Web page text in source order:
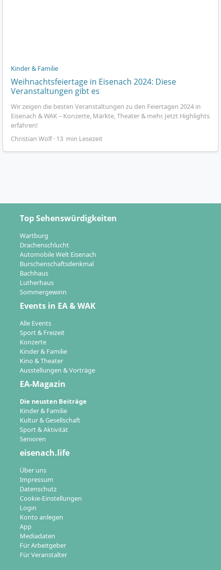
Kinder & Familie
Weihnachtsfeiertage in Eisenach 2024: Diese
Veranstaltungen gibt es
Wir zeigen die besten Veranstaltungen zu den Feiertagen 2024 in
Eisenach & WAK – Konzerte, Märkte, Theater & mehr. Jetzt Highlights
erfahren!
Christian Wolf · 13 min Lesezeit
Top Sehenswürdigkeiten
Wartburg
Drachenschlucht
Automobile Welt Eisenach
Burschenschaftsdenkmal
Bachhaus
Lutherhaus
Sommergewinn
Events in EA & WAK
Alle Events
Sport & Freizeit
Konzerte
Kinder & Familie
Kino & Theater
Ausstellungen & Vorträge
EA-Magazin
Die neusten Beiträge
Kinder & Familie
Kultur & Gesellschaft
Sport & Aktivität
Senioren
eisenach.life
Über uns
Impressum
Datenschutz
Cookie-Einstellungen
Login
Konto anlegen
App
Mediadaten
Für Arbeitgeber
Für Veranstalter